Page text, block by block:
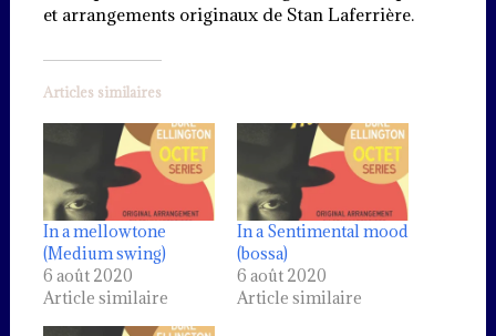
et arrangements originaux de Stan Laferrière.
Articles similaires
In a mellowtone
(Medium swing)
6 août 2020
Article similaire
In a Sentimental mood
(bossa)
6 août 2020
Article similaire